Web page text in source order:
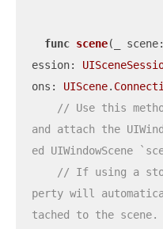
func scene( scene
ession:
ons : UIScene.
// Use this
and attach the
ed UIWindowScene
// If using a
perty will
tached to the scene.